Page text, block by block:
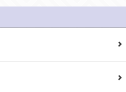
当社への個人情報の提供はお客様の任意ですが、必要な個人情報をご提供いただけない場合、当社のサービス等が利用できない場合がありますのでご了承下さい。
方法による個人情報の取得
応